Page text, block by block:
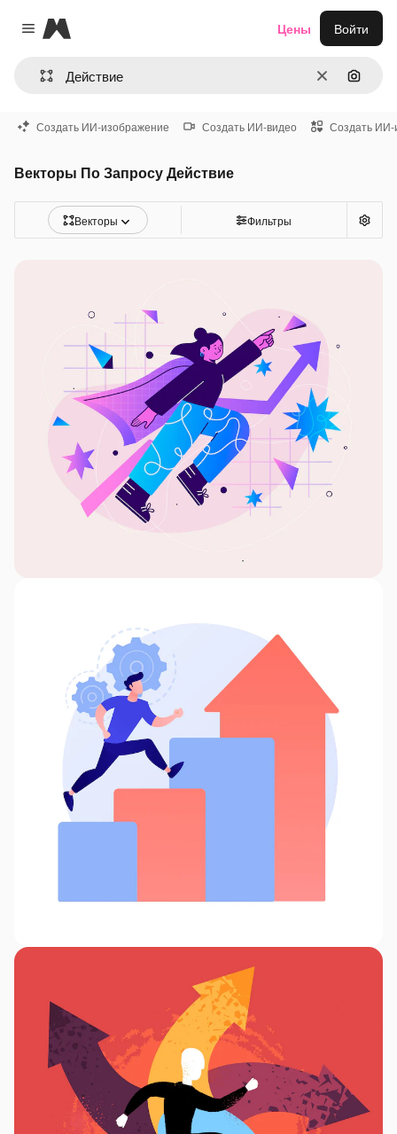
Close menu
Magnific
ОчиститьПоиск
Цены Войти
Создать ИИ-изображение Создать ИИ-видео Создать ИИ-
Векторы По Запросу Действие
Векторы Фильтры